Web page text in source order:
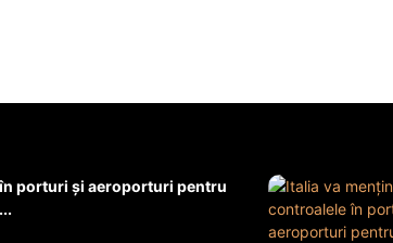
porturi şi aeroporturi pentru